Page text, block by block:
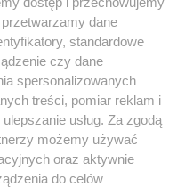
Redakcja
Newsletter
Reklama
dane
standardowe
czy dane
spersonalizowanych
treści, pomiar reklam i
usług. Za zgodą
możemy używać
oraz aktywnie
do celów